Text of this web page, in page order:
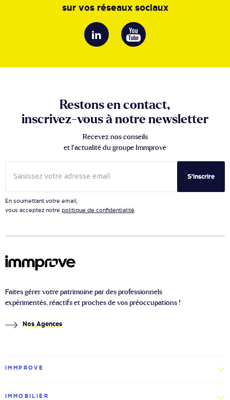
sur vos réseaux sociaux
Restons en contact,
inscrivez-vous à notre newsletter
Recevez nos conseils
et l’actualité du groupe Immprove
S'inscrire
En soumettant votre email,
vous acceptez notre politique de confidentialité
Faites gérer votre patrimoine par des professionnels
expérimentés, réactifs et proches de vos préoccupations !
Nos Agences
IMMPROVE
IMMOBILIER